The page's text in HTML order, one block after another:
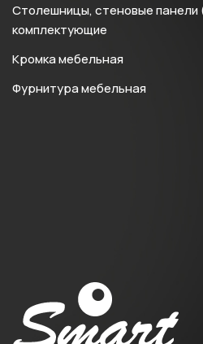
Столешницы, стеновые панели
комплектующие
Кромка мебельная
Фурнитура мебельная